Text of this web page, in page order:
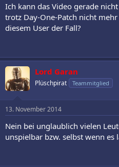
Ich kann das Video gerade
trotz Day-One-Patch nicht
diesem User der Fall?
Lord Garan
Plüschpirat Teammitglied
13. November 2014
Nein bei unglaublich vielen
unspielbar bzw. selbst wenn es